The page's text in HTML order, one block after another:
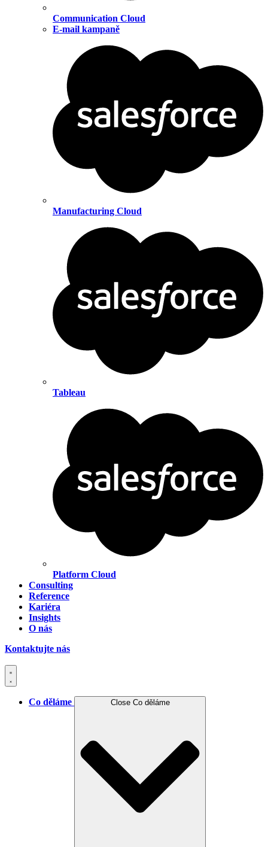
Communication Cloud
E-mail kampaně
Manufacturing Cloud
Tableau
Platform Cloud
Consulting
Reference
Kariéra
Insights
O nás
Kontaktujte nás
Co děláme Close Co děláme